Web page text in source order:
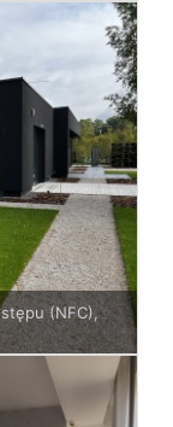
(NFC),